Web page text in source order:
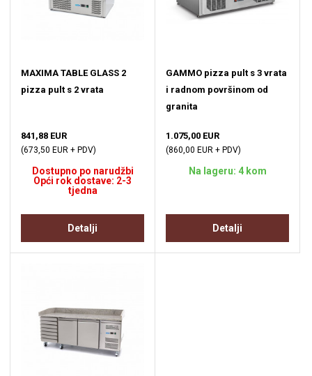
MAXIMA TABLE GLASS 2
pizza pult s 2 vrata
841,88 EUR
(673,50 EUR + PDV)
Dostupno po narudžbi
Opći rok dostave: 2-3
tjedna
Detalji
GAMMO pizza pult s 3 vrata
i radnom površinom od
granita
1.075,00 EUR
(860,00 EUR + PDV)
Na lageru: 4 kom
Detalji